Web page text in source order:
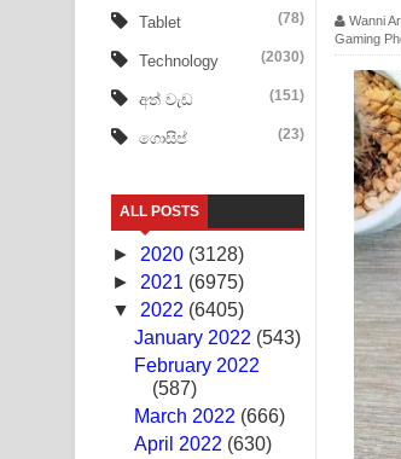
Mathaka Aluthin Liyanna
Sandak Awith Song Lyrics
Swetha Sande Song Lyrics
Ma Igili Giya Lyrics - මා ඉගිලී
Ras Balan Song Lyrics -
Hoda sihiyen Song Lyrics
Awanken Song Lyrics -
Pa Sina Song Lyrics - පෑ
Pemwanthiye Song Lyrics -
Tablet (78)
Technology (2030)
අත් වැඩ (151)
ගොසිප් (23)
ALL POSTS
► 2020 (3128)
► 2021 (6975)
▼ 2022 (6405)
January 2022 (543)
February 2022
(587)
March 2022 (666)
April 2022 (630)
Wanni
Gaming